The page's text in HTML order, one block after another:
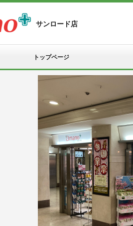
サンロード店
トップページ